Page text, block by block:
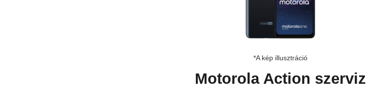
*A kép illusztráció
Motorola Action szerviz